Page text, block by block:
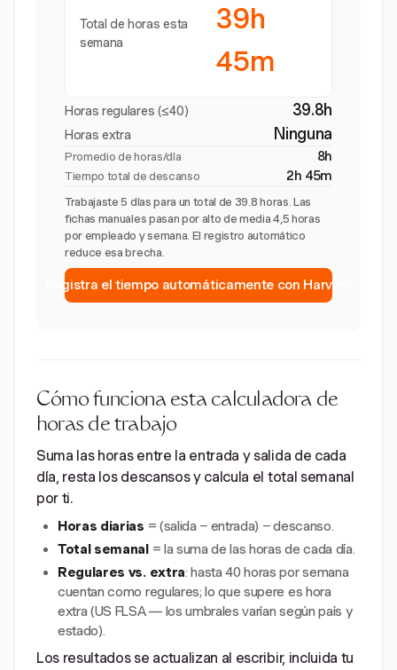
Total de horas esta
semana
39h
45m
Horas regulares (≤40) 39.8h
Horas extra Ninguna
Promedio de horas/día 8h
Tiempo total de descanso 2h 45m
Trabajaste 5 días para un total de 39.8 horas. Las
fichas manuales pasan por alto de media 4,5 horas
por empleado y semana. El registro automático
reduce esa brecha.
Registra el tiempo automáticamente con Harvest
Cómo funciona esta calculadora de
horas de trabajo
Suma las horas entre la entrada y salida de cada
día, resta los descansos y calcula el total semanal
por ti.
Horas diarias = (salida − entrada) − descanso.
Total semanal= la suma de las horas de cada día.
Regulares vs. extra: hasta 40 horas por semana
cuentan como regulares; lo que supere es hora
extra (US FLSA — los umbrales varían según país y
estado).
Los resultados se actualizan al escribir, incluida tu